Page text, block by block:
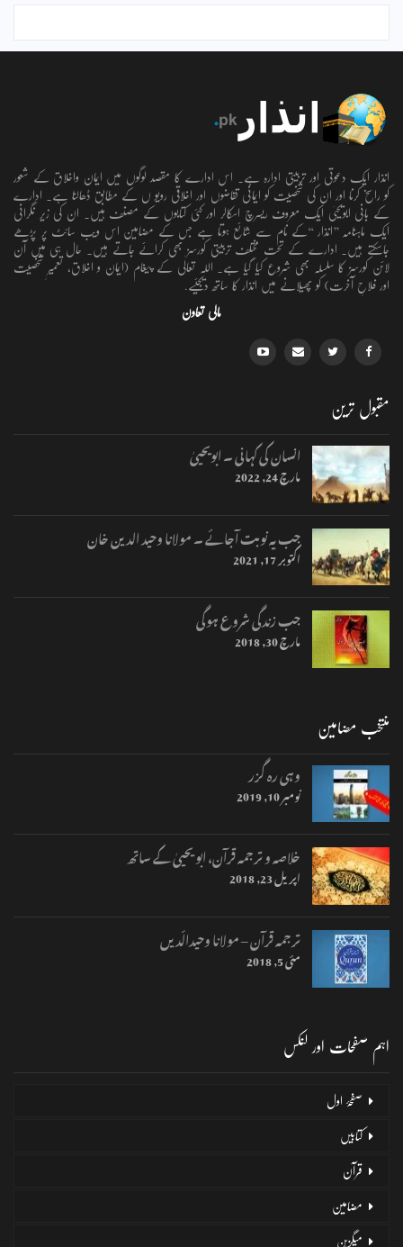
انذار ایک دعوتی اور تربیتی ادارہ ہے۔ اس ادارے کا مقصد لوگوں میں ایمان واخلاق کے شعور
کو راسخ کرنا اور ان کی شخصیت کو ایمانی تقاضوں اور اخلاقی رویو ں کے مطابق ڈھالنا ہے۔ ادارے
کے بانی ابویحییٰ ایک معروف ریسرچ اسکالر اور کئی کتابوں کے مصنف ہیں۔ ان کی زیر نگرانی
ایک ماہنامہ ’’انذار ‘‘کے نام سے شائع ہوتا ہے جس کے مضامین اس ویب سائٹ پر پڑھے
جاسکتے ہیں۔ ادارے کے تحت مختلف تربیتی کورسز بھی کرائے جاتے ہیں۔ حال ہی میں آن
لائن کورسز کا سلسلہ بھی شروع کیا گیا ہے۔ اللہ تعالٰی کے پیغام (ایمان و اخلاق، تعمیرِ شخصیت
اور فلاحِ آخرت) کو پھیلانے میں انذار کا ساتھ دیجئیے.
مالی تعاون
مقبول ترین
انسان کی کہانی ۔ ابویحییٰ
مارچ 24, 2022
جب یہ نوبت آجائے ۔ مولانا وحید الدین خان
اکتوبر 17, 2021
جب زندگی شروع ہوگی
مارچ 30, 2018
منتخب مضامین
وہی رہ گزر
نومبر 10, 2019
خلاصہ و ترجمہ قرآن، ابو یحییٰ کے ساتھ
اپریل 23, 2018
ترجمہ قرآن – مولانا وحیدالّدیں
مئی 5, 2018
اہم صفحات اور لنکس
صفحۂ اول
کتابیں
قرآن
مضامین
میگزین